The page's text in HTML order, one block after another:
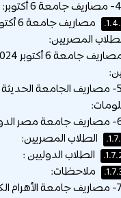
المصريين:
5- مصاريف الجامعة الحديثة
الطلاب المصريين:
الطلاب الدوليين :
ملاحظات: